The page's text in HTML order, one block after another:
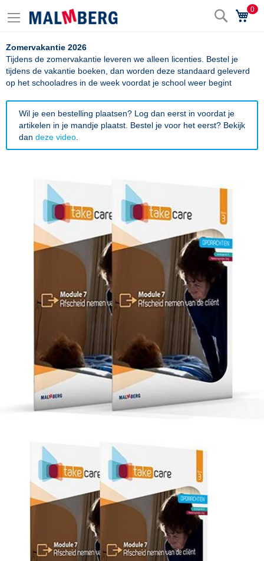
Zoek0
Zomervakantie 2026
Tijdens de zomervakantie leveren we alleen licenties. Bestel je
tijdens de vakantie boeken, dan worden deze standaard geleverd
op het schooladres in de week voordat je school weer begint
Wil je een bestelling plaatsen? Log dan eerst in voordat je
artikelen in je mandje plaatst. Bestel je voor het eerst? Bekijk
dan deze video